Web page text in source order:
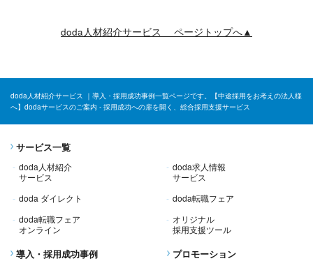
doda人材紹介サービス ページトップへ▲
doda人材紹介サービス ｜導入・採用成功事例一覧ページです。【中途採用をお考えの法人様
へ】dodaサービスのご案内 - 採用成功への扉を開く、総合採用支援サービス
サービス一覧
doda人材紹介
サービス
doda求人情報
サービス
doda ダイレクト
doda転職フェア
doda転職フェア
オンライン
オリジナル
採用支援ツール
導入・採用成功事例
プロモーション